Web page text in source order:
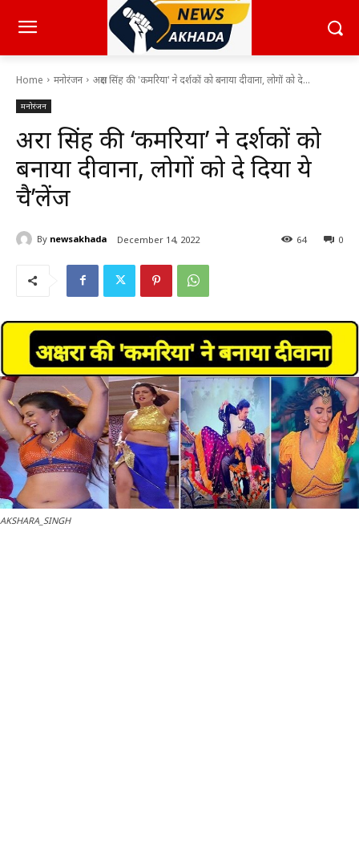
Home मनोरंजन अक्षरा सिंह की 'कमरिया' ने दर्शकों को बनाया दीवाना, लोगों को दे...
मनोरंजन
अक्षरा सिंह की ‘कमरिया’ ने दर्शकों को
बनाया दीवाना, लोगों को दे दिया ये
चै’लेंज
By newsakhada December 14, 2022 0
64
AKSHARA_SINGH